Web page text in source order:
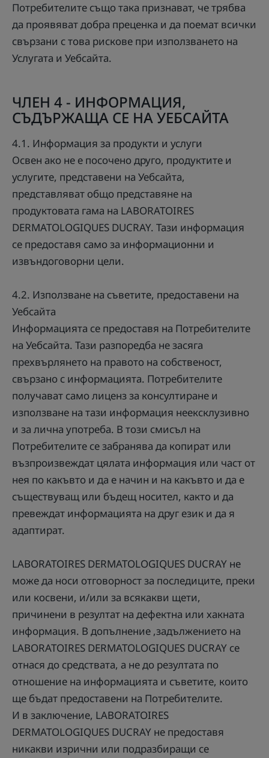
Потребителите също така признават, че трябва
да проявяват добра преценка и да поемат всички
свързани с това рискове при използването на
Услугата и Уебсайта.
ЧЛЕН 4 - ИНФОРМАЦИЯ,
СЪДЪРЖАЩА СЕ НА УЕБСАЙТА
4.1. Информация за продукти и услуги
Освен ако не е посочено друго, продуктите и
услугите, представени на Уебсайта,
представляват общо представяне на
продуктовата гама на LABORATOIRES
DERMATOLOGIQUES DUCRAY. Тази информация
се предоставя само за информационни и
извъндоговорни цели.
4.2. Използване на съветите, предоставени на
Уебсайта
Информацията се предоставя на Потребителите
на Уебсайта. Тази разпоредба не засяга
прехвърлянето на правото на собственост,
свързано с информацията. Потребителите
получават само лиценз за консултиране и
използване на тази информация неексклузивно
и за лична употреба. В този смисъл на
Потребителите се забранява да копират или
възпроизвеждат цялата информация или част от
нея по какъвто и да е начин и на какъвто и да е
съществуващ или бъдещ носител, както и да
превеждат информацията на друг език и да я
адаптират.
LABORATOIRES DERMATOLOGIQUES DUCRAY не
може да носи отговорност за последиците, преки
или косвени, и/или за всякакви щети,
причинени в резултат на дефектна или хакната
информация. В допълнение ,задължението на
LABORATOIRES DERMATOLOGIQUES DUCRAY се
отнася до средствата, а не до резултата по
отношение на информацията и съветите, които
ще бъдат предоставени на Потребителите.
И в заключение, LABORATOIRES
DERMATOLOGIQUES DUCRAY не предоставя
никакви изрични или подразбиращи се